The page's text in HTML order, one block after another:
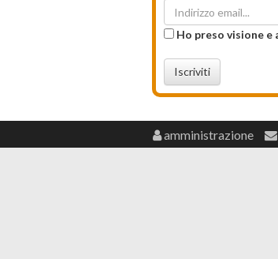
Ho preso visione e
Iscriviti
amministrazione